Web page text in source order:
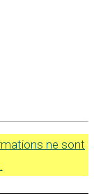
ne sont